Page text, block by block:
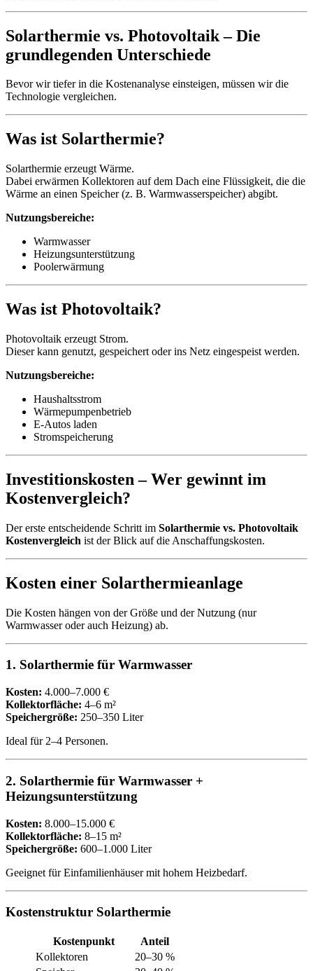
Solarthermie vs. Photovoltaik – Die
grundlegenden Unterschiede
Bevor wir tiefer in die Kostenanalyse einsteigen, müssen wir die
Technologie vergleichen.
Was ist Solarthermie?
Solarthermie erzeugt Wärme.
Dabei erwärmen Kollektoren auf dem Dach eine Flüssigkeit, die die
Wärme an einen Speicher (z. B. Warmwasserspeicher) abgibt.
Nutzungsbereiche:
Warmwasser
Heizungsunterstützung
Poolerwärmung
Was ist Photovoltaik?
Photovoltaik erzeugt Strom.
Dieser kann genutzt, gespeichert oder ins Netz eingespeist werden.
Nutzungsbereiche:
Haushaltsstrom
Wärmepumpenbetrieb
E-Autos laden
Stromspeicherung
Investitionskosten – Wer gewinnt im
Kostenvergleich?
Der erste entscheidende Schritt im Solarthermie vs. Photovoltaik
Kostenvergleich ist der Blick auf die Anschaffungskosten.
Kosten einer Solarthermieanlage
Die Kosten hängen von der Größe und der Nutzung (nur
Warmwasser oder auch Heizung) ab.
1. Solarthermie für Warmwasser
Kosten: 4.000–7.000 €
Kollektorfläche: 4–6 m²
Speichergröße: 250–350 Liter
Ideal für 2–4 Personen.
2. Solarthermie für Warmwasser +
Heizungsunterstützung
Kosten: 8.000–15.000 €
Kollektorfläche: 8–15 m²
Speichergröße: 600–1.000 Liter
Geeignet für Einfamilienhäuser mit hohem Heizbedarf.
Kostenstruktur Solarthermie
Kostenpunkt
Anteil
Kollektoren
20–30 %